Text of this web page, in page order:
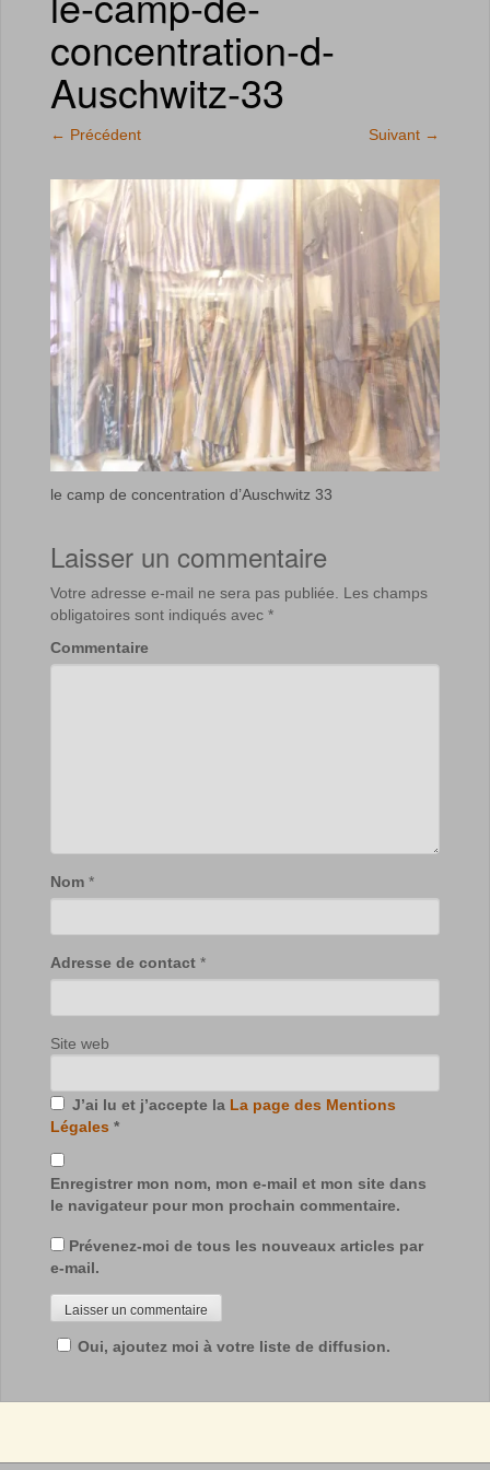
concentration-d-
Auschwitz-33
← Précédent Suivant →
le camp de concentration d’Auschwitz 33
Laisser un commentaire
Votre adresse e-mail ne sera pas publiée. Les champs
obligatoires sont indiqués avec *
Commentaire
Nom *
Adresse de contact *
Site web
J’ai lu et j’accepte la La page des Mentions
Légales *
Enregistrer mon nom, mon e-mail et mon site dans
le navigateur pour mon prochain commentaire.
Prévenez-moi de tous les nouveaux articles par
e-mail.
Oui, ajoutez moi à votre liste de diffusion.